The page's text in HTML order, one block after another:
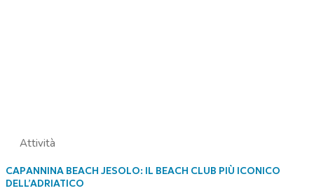
Attività
CAPANNINA BEACH JESOLO: IL BEACH CLUB PIÙ ICONICO
DELL’ADRIATICO